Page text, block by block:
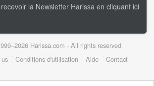
la Newsletter Harissa en cliquant ici
Harissa.com - All rights reserved
Conditions d'utilisation Aide Contact